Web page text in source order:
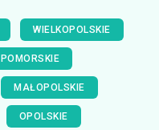
WIELKOPOLSKIE
MAŁOPOLSKIE
OPOLSKIE